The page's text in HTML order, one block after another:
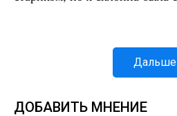
Дальше
ДОБАВИТЬ МНЕНИЕ